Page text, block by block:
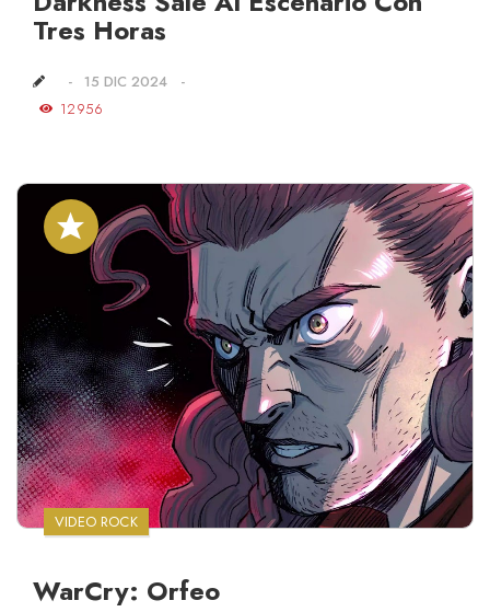
Tres Horas
15 DIC 2024
12956
VIDEO ROCK
WarCry: Orfeo